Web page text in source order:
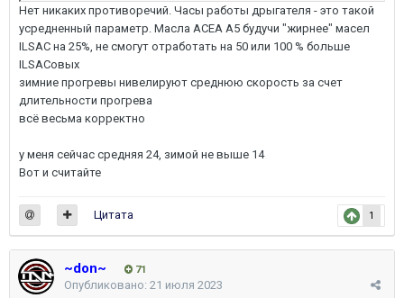
Нет никаких противоречий. Часы работы дрыгателя - это такой
усредненный параметр. Масла АСЕА А5 будучи "жирнее" масел
ILSAC на 25%, не смогут отработать на 50 или 100 % больше
ILSACовых
зимние прогревы нивелируют среднюю скорость за счет
длительности прогрева
всё весьма корректно
у меня сейчас средняя 24, зимой не выше 14
Вот и считайте
1
Цитата
~don~ 71
Опубликовано: 21 июля 2023